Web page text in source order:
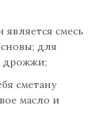
смесь
для
дрожжи;
сметану
масло и